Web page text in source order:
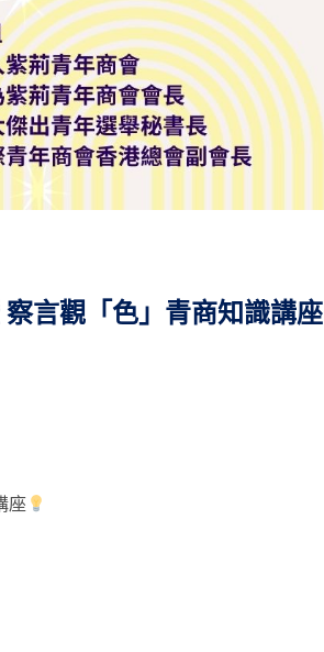
言觀「色」青商知識講座
座